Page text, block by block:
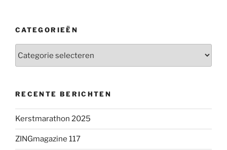
CATEGORIEËN
RECENTE BERICHTEN
Kerstmarathon 2025
ZINGmagazine 117